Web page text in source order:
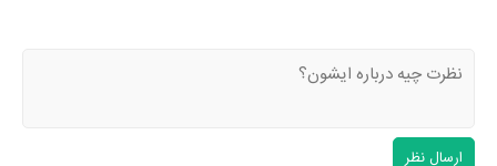
ارسال نظر